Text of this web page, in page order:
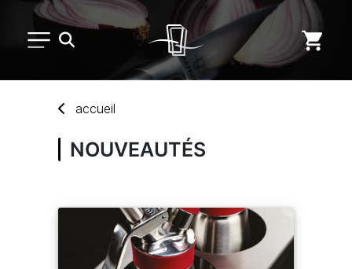
ARTS DE LA TABLE
DISTRIBUTION DE REPAS
accueil
NOUVEAUTÉS